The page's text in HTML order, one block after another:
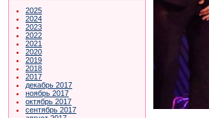
2025
2024
2023
2022
2021
2020
2019
2018
2017
декабрь 2017
ноябрь 2017
октябрь 2017
сентябрь 2017